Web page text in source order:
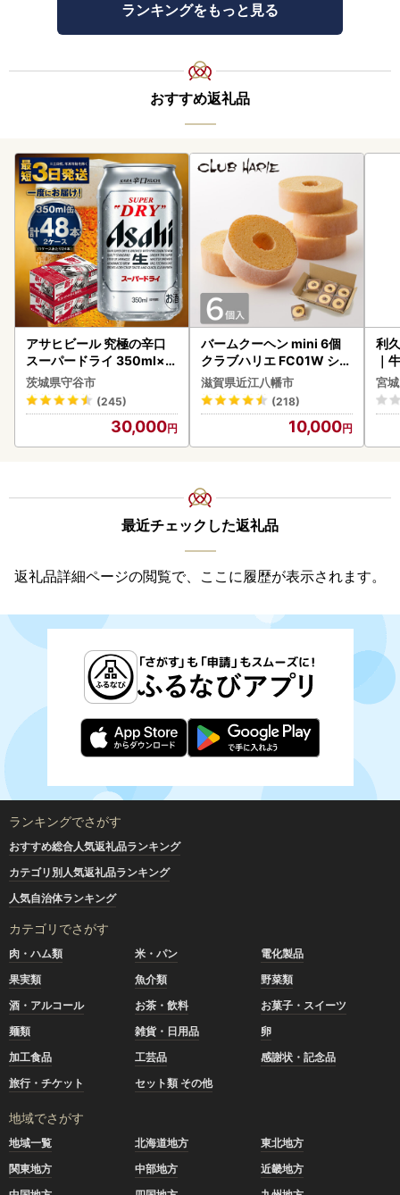
ランキングをもっと見る
おすすめ返礼品
アサヒビール 究極の辛口
スーパードライ 350ml×4
8本 ビール
茨城県守谷市
(245)
30,000
バームクーヘン mini 6個
クラブハリエ FC01W シェ
アボックス バウムクーヘ
ン
滋賀県近江八幡市
(218)
10,000
利
｜
宮
最近チェックした返礼品
返礼品詳細ページの閲覧で、ここに履歴が表示されます。
ランキングでさがす
おすすめ総合人気返礼品ランキング
カテゴリ別人気返礼品ランキング
人気自治体ランキング
カテゴリでさがす
肉・ハム類 米・パン
電化製品
果実類
魚介類
野菜類
酒・アルコール
お茶・飲料
お菓子・スイーツ
麺類
雑貨・日用品
卵
加工食品
工芸品
感謝状・記念品
旅行・チケット
セット類 その他
地域でさがす
地域一覧 北海道地方
東北地方
関東地方
中部地方
近畿地方